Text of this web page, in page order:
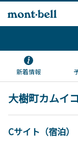
新着情報
大樹町カムイ
Cサイト（宿泊）